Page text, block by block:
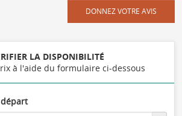
DONNEZ VOTRE AVIS
LA DISPONIBILITÉ
à l'aide du formulaire ci-dessous